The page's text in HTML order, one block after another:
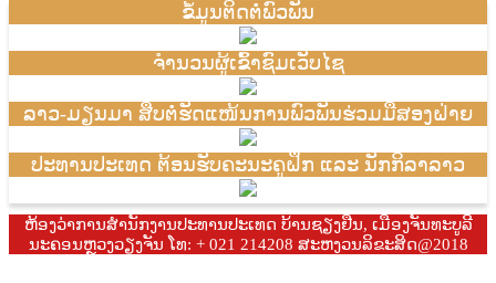
ຂໍ້ມູນຕິດຕໍ່ພົວພັນ
ຈຳນວນຜູ້ເຂົ້າຊົມເວັບໄຊ
ລາວ-ມຽນມາ ສືບຕໍ່ຮັດແໜ້ນການພົວພັນຮ່ວມມືສອງຝ່າຍ
ປະທານປະເທດ ຕ້ອນຮັບຄະນະຄູຝຶກ ແລະ ນັກກິລາລາວ
ຫ້ອງວ່າການສຳນັກງານປະທານປະເທດ ບ້ານຊຽງຢືນ, ເມືອງຈັນທະບູລີ
ນະຄອນຫຼວງວຽງຈັນ ໂທ: + 021 214208 ສະຫງວນລິຂະສິດ@2018